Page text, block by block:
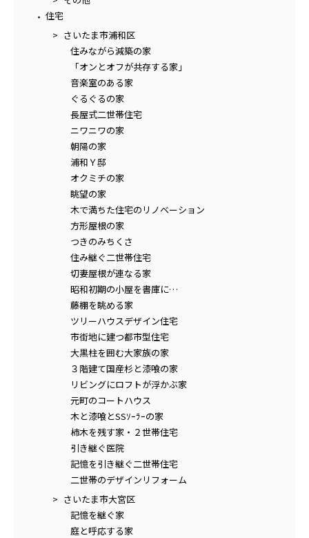
住宅
さいたま市浦和区
住みながら減築の家
「オンとオフが共存する家」
音楽室のある家
ぐるぐるの家
長屋式二世帯住宅
ニワニワの家
朝陽の家
浦和Ｙ邸
オクミチの家
眺望の家
木で満ちた住宅のリノベーション
方形屋根の家
つきのみちくさ
住み継ぐ二世帯住宅
切妻屋根が連なる家
昭和初期の小屋を書庫に…
藤棚を眺める家
ツリーハウスデザイン住宅
市街地に建つ都市型住宅
大黒柱を囲む大家族の家
３階建て国産杉と漆喰の家
リビングにロフトが浮かぶ家
元町のコートハウス
木と漆喰とSSｿｰﾗｰの家
柿木を残す家・２世帯住宅
引き継ぐ医院
記憶を引き継ぐ二世帯住宅
二世帯のデザインリフォーム
さいたま市大宮区
記憶を継ぐ家
庭と呼応する家